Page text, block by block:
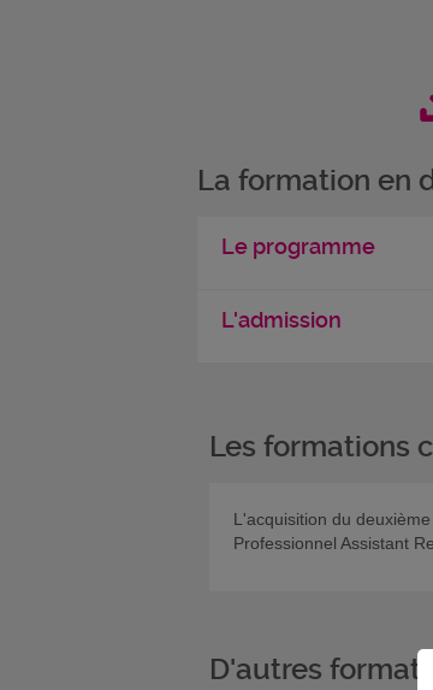
La formation en
Le programme
L'admission
Les formations
L'acquisition du
Professionnel Assistant
D'autres